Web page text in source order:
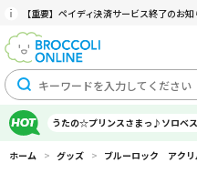
【重要】ペイディ決済サービス終了のお
うたの☆プリンスさまっ♪ソロベ
ホーム > グッズ > ブルーロック アクリ